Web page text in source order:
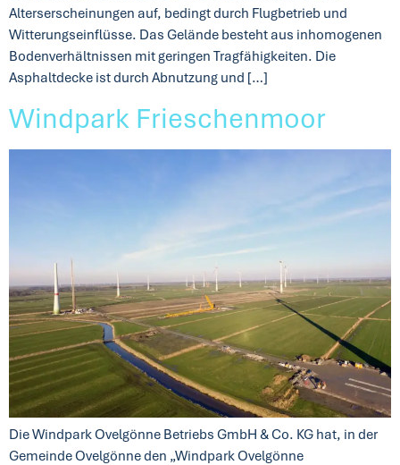
Alterserscheinungen auf, bedingt durch Flugbetrieb und
Witterungseinflüsse. Das Gelände besteht aus inhomogenen
Bodenverhältnissen mit geringen Tragfähigkeiten. Die
Asphaltdecke ist durch Abnutzung und […]
Windpark Frieschenmoor
Die Windpark Ovelgönne Betriebs GmbH & Co. KG hat, in der
Gemeinde Ovelgönne den „Windpark Ovelgönne